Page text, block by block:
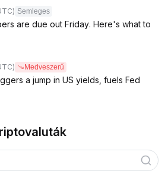
Semleges
are due out Friday. Here's what to
Medveszerű
a jump in US yields, fuels Fed